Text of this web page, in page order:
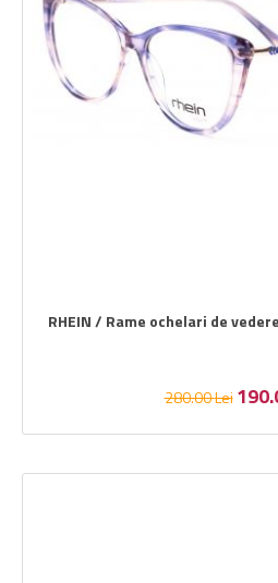
RHEIN / Rame ochelari de
280.00Lei